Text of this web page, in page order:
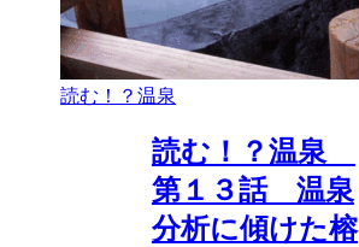
読む！？温泉
読む！？温泉
第１３話 温泉
分析に傾けた榕